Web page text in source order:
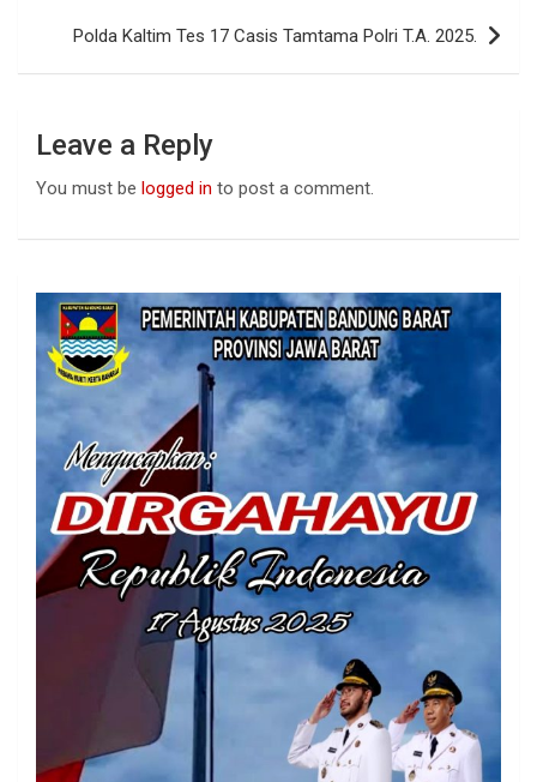
k
p
Polda Kaltim Tes 17 Casis Tamtama Polri T.A. 2025.
Leave a Reply
You must be logged in to post a comment.